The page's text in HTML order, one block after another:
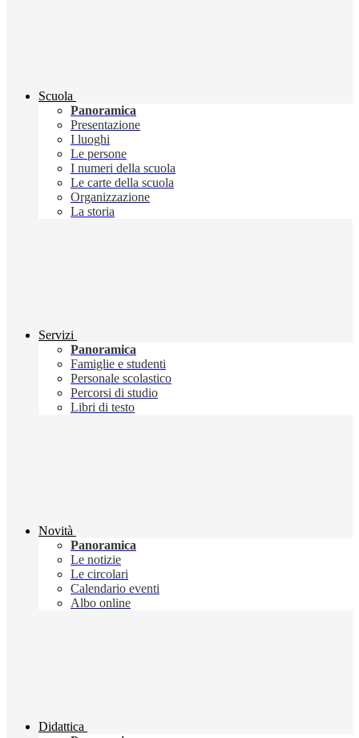
Scuola
Panoramica
Presentazione
I luoghi
Le persone
I numeri della scuola
Le carte della scuola
Organizzazione
La storia
Servizi
Panoramica
Famiglie e studenti
Personale scolastico
Percorsi di studio
Libri di testo
Novità
Panoramica
Le notizie
Le circolari
Calendario eventi
Albo online
Didattica